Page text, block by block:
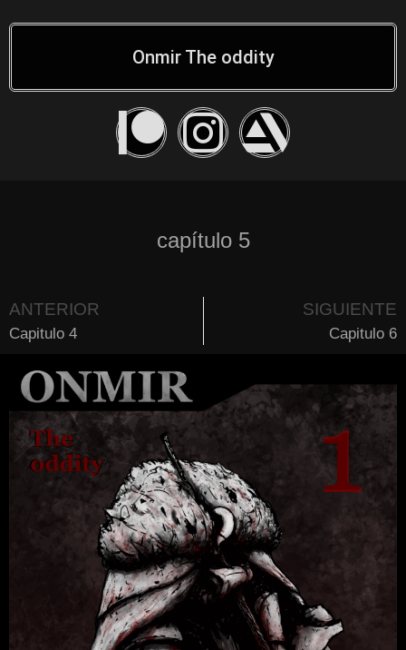
Onmir The oddity
capítulo 5
ANTERIOR
Capitulo 4
SIGUIENTE
Capitulo 6